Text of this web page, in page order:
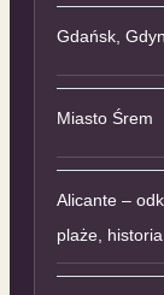
Gdańsk,
Miasto Śrem
Alicante –
plaże,